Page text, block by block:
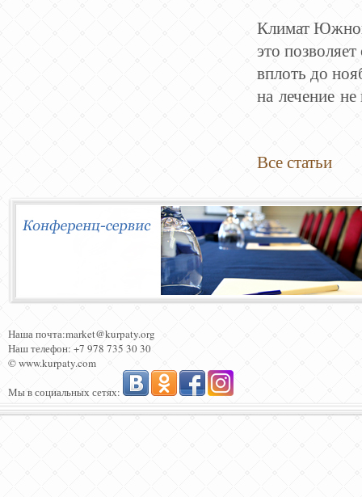
Климат
это
вплоть до
на лечение не
Все статьи
Наша почта:market@kurpaty.org
Наш телефон: +7 978 735 30 30
© www.kurpaty.com
Мы в социальных сетях: